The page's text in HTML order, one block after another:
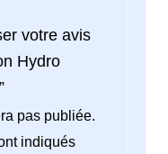
votre avis
Hydro
pas publiée.
indiqués